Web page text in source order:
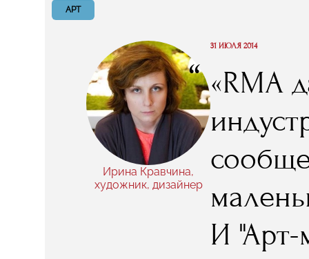
таких,
итоге
АРТ
Ирина Кравчина,
художник, дизайнер
“
31 ИЮЛЯ 2014
«RMA
И